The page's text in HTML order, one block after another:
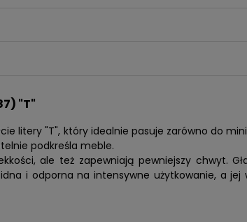
"T"
litery "T", który idealnie pasuje zarówno do
podkreśla meble.
ale też zapewniają pewniejszy chwyt.
i odporna na intensywne użytkowanie, a